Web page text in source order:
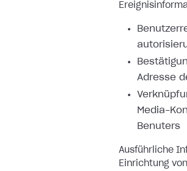
Adresse
Media-
Benuters
Ausführliche
Einrichtung